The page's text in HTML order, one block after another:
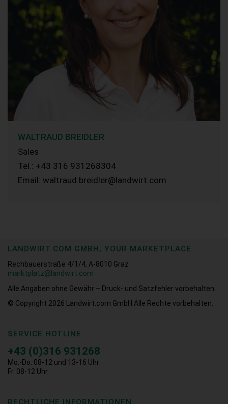
WALTRAUD BREIDLER
Sales
Tel.: +43 316 931268304
Email: waltraud.breidler@landwirt.com
LANDWIRT.COM GMBH, YOUR MARKETPLACE
Rechbauerstraße 4/1/4, A-8010 Graz
marktplatz@landwirt.com
Alle Angaben ohne Gewähr – Druck- und Satzfehler vorbehalten.
© Copyright 2026 Landwirt.com GmbH Alle Rechte vorbehalten.
SERVICE HOTLINE
+43 (0)316 931268
Mo.-Do. 08-12 und 13-16 Uhr
Fr. 08-12 Uhr
RECHTLICHE INFORMATIONEN